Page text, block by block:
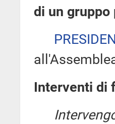
di un
Interventi di